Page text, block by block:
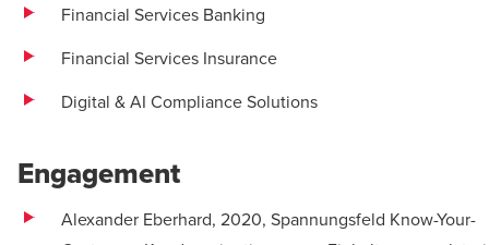
Financial Services Banking
Financial Services Insurance
Digital & AI Compliance Solutions
Engagement
Alexander Eberhard, 2020, Spannungsfeld Know-Your-